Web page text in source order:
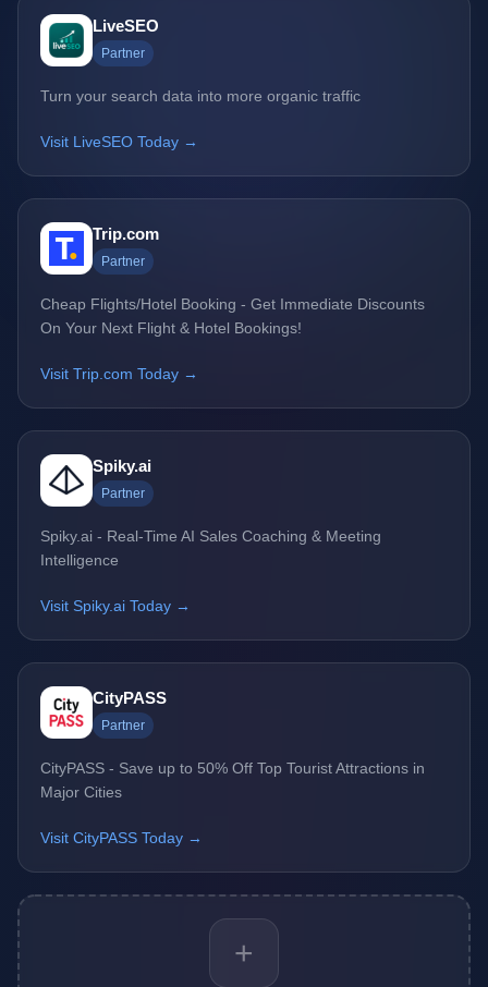
LiveSEO
Partner
Turn your search data into more organic traffic
Visit LiveSEO Today →
Trip.com
Partner
Cheap Flights/Hotel Booking - Get Immediate Discounts
On Your Next Flight & Hotel Bookings!
Visit Trip.com Today →
Spiky.ai
Partner
Spiky.ai - Real-Time AI Sales Coaching & Meeting
Intelligence
Visit Spiky.ai Today →
CityPASS
Partner
CityPASS - Save up to 50% Off Top Tourist Attractions in
Major Cities
Visit CityPASS Today →
+